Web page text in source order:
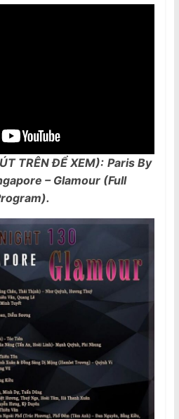
TRÊN ĐỂ XEM): Paris By
– Glamour (Full